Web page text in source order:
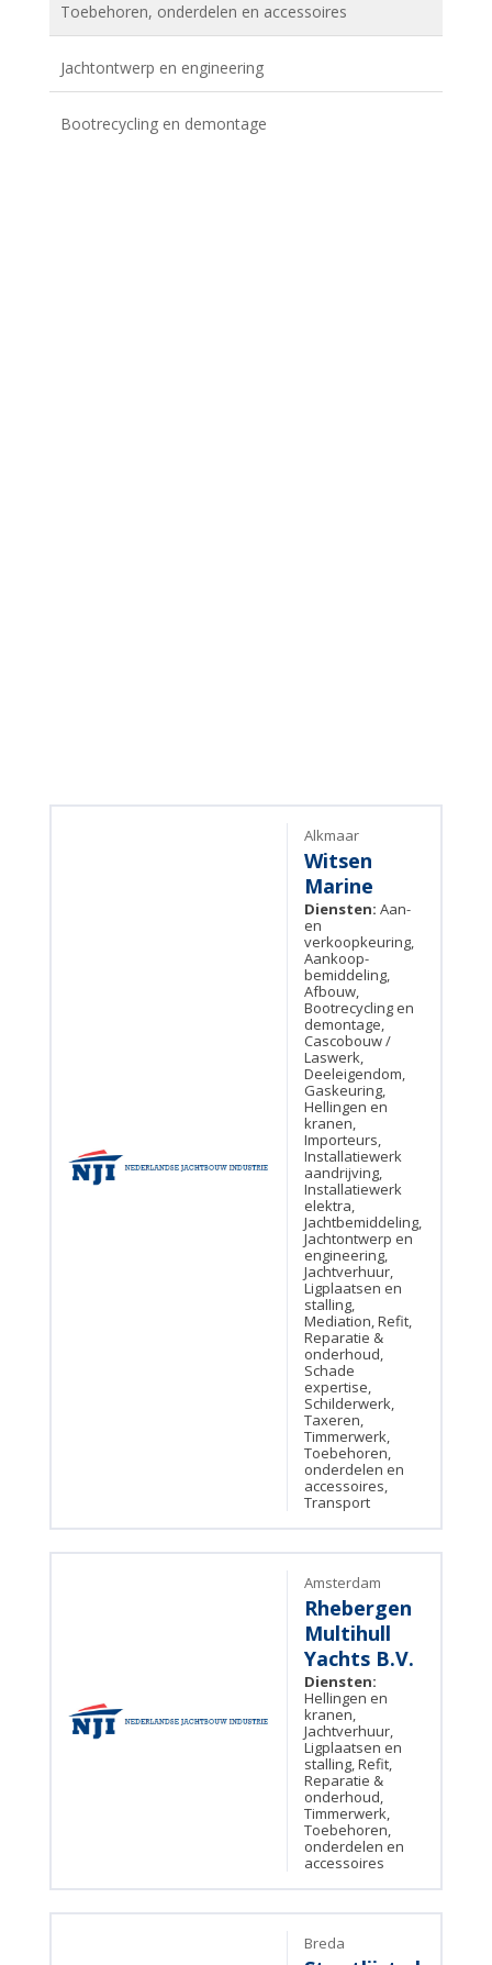
Toebehoren, onderdelen en accessoires
Jachtontwerp en engineering
Bootrecycling en demontage
Alkmaar
Witsen
Marine
Diensten: Aan-
en
verkoopkeuring,
Aankoop-
bemiddeling,
Afbouw,
Bootrecycling en
demontage,
Cascobouw /
Laswerk,
Deeleigendom,
Gaskeuring,
Hellingen en
kranen,
Importeurs,
Installatiewerk
aandrijving,
Installatiewerk
elektra,
Jachtbemiddeling,
Jachtontwerp en
engineering,
Jachtverhuur,
Ligplaatsen en
stalling,
Mediation, Refit,
Reparatie &
onderhoud,
Schade
expertise,
Schilderwerk,
Taxeren,
Timmerwerk,
Toebehoren,
onderdelen en
accessoires,
Transport
Amsterdam
Rhebergen
Multihull
Yachts B.V.
Diensten:
Hellingen en
kranen,
Jachtverhuur,
Ligplaatsen en
stalling, Refit,
Reparatie &
onderhoud,
Timmerwerk,
Toebehoren,
onderdelen en
accessoires
Breda